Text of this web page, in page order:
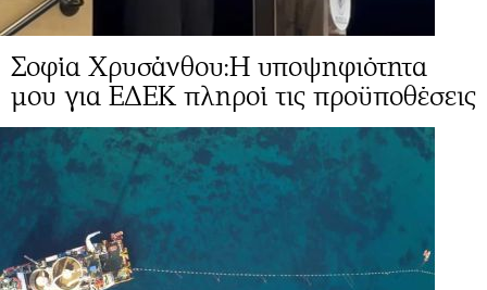
Σοφία Χρυσάνθου:Η υποψηφιότητα
μου για ΕΔΕΚ πληροί τις προϋποθέσεις